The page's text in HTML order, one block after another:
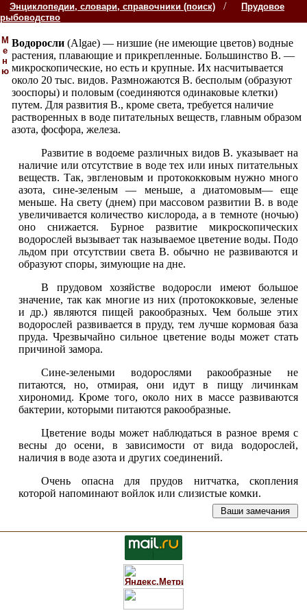
Энциклопедии, словари, справочники (поиск) /
Прудовое
рыбоводство
М
е
н
ю
Водоросли (Algae) — низшие (не имеющие цветов) водные
растения, плавающие и прикрепленные. Большинство В. —
микроскопические, но есть и крупные. Их насчитывается
около 20 тыс. видов. Размножаются В. бесполым (образуют
зооспоры) и половым (соединяются одинаковые клетки)
путем. Для развития В., кроме света, требуется наличие
растворенных в воде питательных веществ, главным образом
азота, фосфора, железа.
Развитие в водоеме различных видов В. указывает на
наличие или отсутствие в воде тех или иных питательных
веществ. Так, эвгленовым и протококковым нужно много
азота, сине-зеленым — меньше, а диатомовым— еще
меньше. На свету (днем) при массовом развитии В. в воде
увеличивается количество кислорода, а в темноте (ночью)
оно снижается. Бурное развитие микроскопических
водорослей вызывает так называемое цветение воды. Подо
льдом при отсутствии света В. обычно не развиваются и
образуют споры, зимующие на дне.
В прудовом хозяйстве водоросли имеют большое
значение, так как многие из них (протококковые, зеленые
и др.) являются пищей ракообразных. Чем больше этих
водорослей развивается в пруду, тем лучше кормовая база
пруда. Чрезвычайно сильное цветение воды может стать
причиной замора.
Сине-зелеными водорослями ракообразные не
питаются, но, отмирая, они идут в пищу личинкам
хирономид. Кроме того, около них в массе развиваются
бактерии, которыми питаются ракообразные.
Цветение воды может наблюдаться в разное время с
весны до осени, в зависимости от вида водорослей,
наличия в воде азота и других соединений.
Очень опасна для прудов нитчатка, скопления
которой напоминают войлок или слизистые комки.